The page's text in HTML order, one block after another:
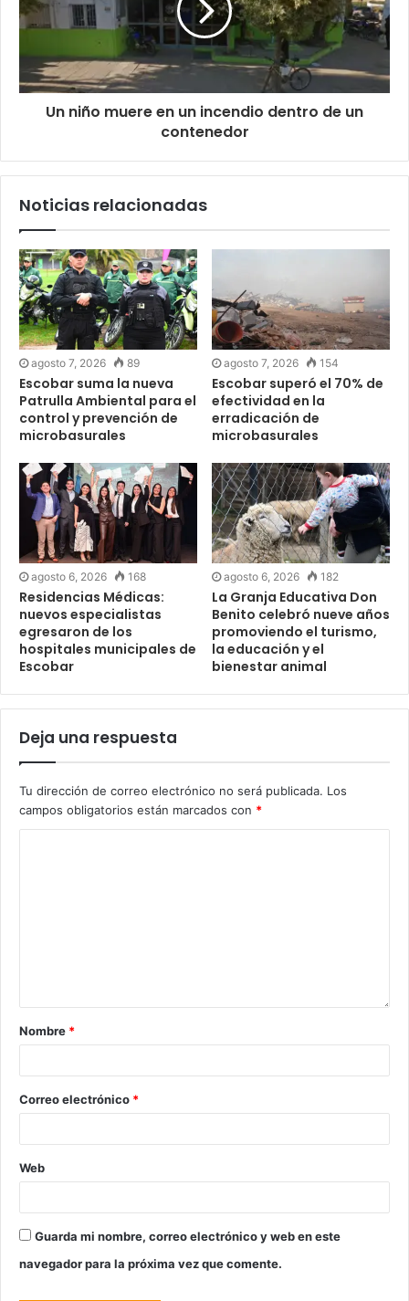
Un niño muere en un incendio dentro de un
contenedor
Noticias relacionadas
agosto 7, 2026 89
Escobar suma la nueva
Patrulla Ambiental para el
control y prevención de
microbasurales
agosto 7, 2026 154
Escobar superó el 70% de
efectividad en la
erradicación de
microbasurales
agosto 6, 2026 168
Residencias Médicas:
nuevos especialistas
egresaron de los
hospitales municipales de
Escobar
agosto 6, 2026 182
La Granja Educativa Don
Benito celebró nueve años
promoviendo el turismo,
la educación y el
bienestar animal
Deja una respuesta
Tu dirección de correo electrónico no será publicada. Los
campos obligatorios están marcados con *
Nombre *
Correo electrónico *
Web
Guarda mi nombre, correo electrónico y web en este
navegador para la próxima vez que comente.